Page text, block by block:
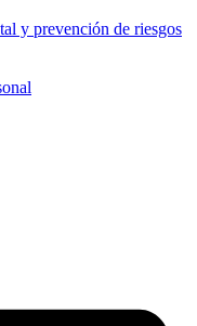
y prevención de riesgos